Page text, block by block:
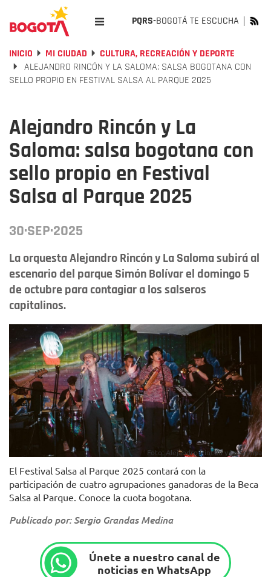
PQRS-BOGOTÁ TE ESCUCHA
INICIO MI CIUDAD
CULTURA, RECREACIÓN Y DEPORTE
ALEJANDRO RINCÓN Y LA SALOMA: SALSA BOGOTANA CON
SELLO PROPIO EN FESTIVAL SALSA AL PARQUE 2025
Alejandro Rincón y La
Saloma: salsa bogotana con
sello propio en Festival
Salsa al Parque 2025
30·SEP·2025
La orquesta Alejandro Rincón y La Saloma subirá al
escenario del parque Simón Bolívar el domingo 5
de octubre para contagiar a los salseros
capitalinos.
Foto: Alejandro Rincón y La Saloma
El Festival Salsa al Parque 2025 contará con la
participación de cuatro agrupaciones ganadoras de la Beca
Salsa al Parque. Conoce la cuota bogotana.
Publicado por: Sergio Grandas Medina
Únete a nuestro canal de
noticias en WhatsApp